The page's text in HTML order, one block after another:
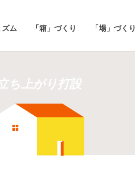
ム 「箱」づくり 「場」づくり
ち上がり打設